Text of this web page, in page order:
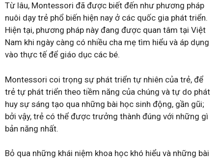
Từ lâu, Montessori đã được biết đến như phương pháp
nuôi dạy trẻ phổ biến hiện nay ở các quốc gia phát triển.
Hiện tại, phương pháp này đang được quan tâm tại Việt
Nam khi ngày càng có nhiều cha mẹ tìm hiểu và áp dụng
vào thực tế để giáo dục các bé.
Montessori coi trọng sự phát triển tự nhiên của trẻ, để
trẻ tự phát triển theo tiềm năng của chúng và tự do phát
huy sự sáng tạo qua những bài học sinh động, gần gũi;
bởi vậy, trẻ có thể được trưởng thành đúng với những gì
bản năng nhất.
Bỏ qua những khái niệm khoa học khó hiểu và những bài